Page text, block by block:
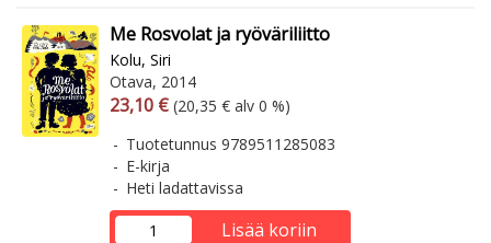
Me Rosvolat ja ryöväriliitto
Kolu, Siri
Otava, 2014
Arvonlisäverollinen hinta
23,10 € Arvonlisäveroton hinta
(20,35 € alv 0 %)
Tuotetunnus 9789511285083
E-kirja
Heti ladattavissa
Lisää koriin